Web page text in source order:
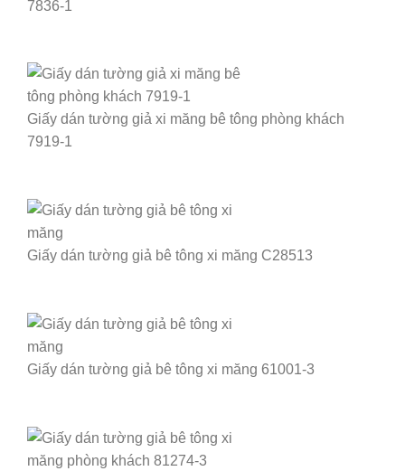
7836-1
Giấy dán tường giả xi măng bê tông phòng khách
7919-1
Giấy dán tường giả bê tông xi măng C28513
Giấy dán tường giả bê tông xi măng 61001-3